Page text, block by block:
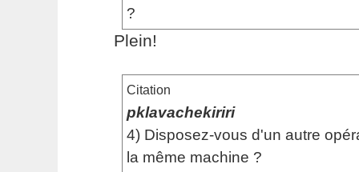
?
Plein!
Citation
pklavachekiriri
4) Disposez-vous d'un autre
la même machine ?